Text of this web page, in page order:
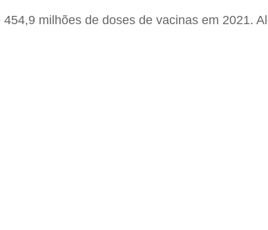
milhões de doses de vacinas em 2021.